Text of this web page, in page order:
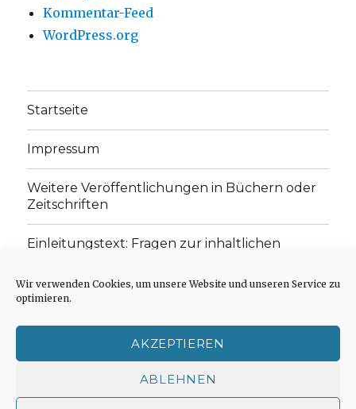
Wir verwenden Cookies, um unsere Website und unseren Service zu
optimieren.
AKZEPTIEREN
ABLEHNEN
Kommentar-Feed
WordPress.org
Startseite
Impressum
Weitere Veröffentlichungen in Büchern oder
Zeitschriften
Einleitungstext: Fragen zur inhaltlichen
„schwachen Glaubens“
Cookie-Richtlinie (EU)